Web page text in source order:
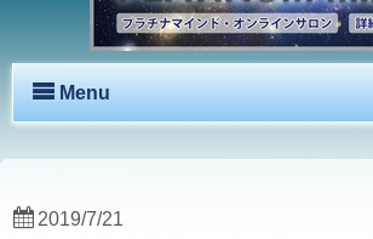
Menu
2019/7/21